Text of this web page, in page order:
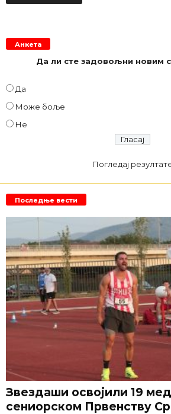
Анкета
Да ли сте задовољни новим
Да
Може боље
Не
Погледај
Последње вести
Звездаши освојили 19
сениорском Првенству